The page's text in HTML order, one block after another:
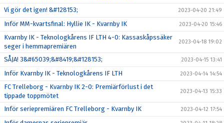
Vi gör det igen! &#128153; 2023-04-20 21:49
Inför MM-kvartsfinal: Hyllie IK - Kvarnby IK 2023-04-20 15:46
Kvarnby IK - Teknologkårens IF LTH 4-0: Kassaskåpssäker
seger i hemmapremiären
2023-04-18 19:02
SÅJA! 3&#65039;&#8419;&#128153; 2023-04-15 13:41
Inför Kvarnby IK - Teknologkårens IF LTH 2023-04-14 14:54
FC Trelleborg - Kvarnby IK 2-0: Premiärförlust i det
tippade toppmötet
2023-04-13 15:33
Inför seriepremiären FC Trelleborg - Kvarnby IK 2023-04-12 17:54